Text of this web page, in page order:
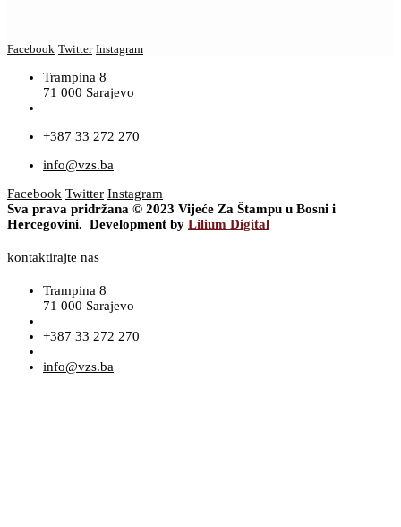
Facebook Twitter Instagram
Trampina 8
71 000 Sarajevo
+387 33 272 270
info@vzs.ba
Facebook Twitter Instagram
Sva prava pridržana © 2023 Vijeće Za Štampu u Bosni i
Hercegovini. Development by Lilium Digital
kontaktirajte nas
Trampina 8
71 000 Sarajevo
+387 33 272 270
info@vzs.ba